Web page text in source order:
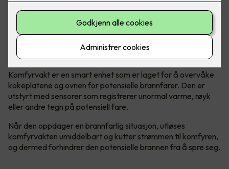
mat. Om man glemmer å slå av platen, eller om det blir for
varmt, er det viktig å ha en hjelper som sier ifra. Her ser du
komfyrvakt mKomfy® Wally 25R - Foto: CTM Lyng.
Hva er en komfyrvakt?
Komfyrvakt er en smart enhet som er laget for å overvåke
kokeplatene og ovnen for potensielle brannfarer. Den er
utstyrt med sensorer som registrerer unormal varme, røyk
eller andre tegn på potensiell fare.
Når den oppdager en brannfarlig situasjon, utløses
komfyrvakten umiddelbart og kutter strømmen til komfyren,
og dermed forhindrer den potensielle brannen fra å spre seg.